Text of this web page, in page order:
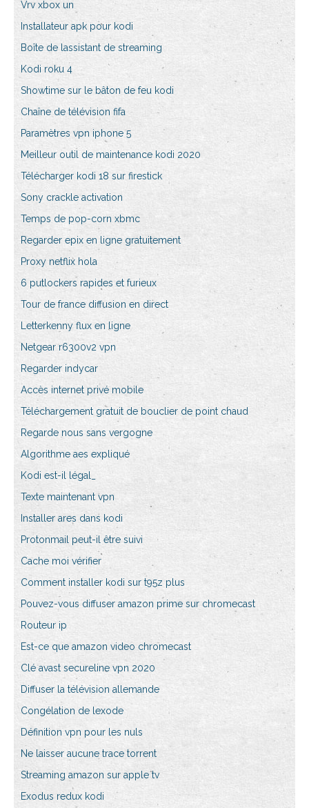
Vrv xbox un
Installateur apk pour kodi
Boîte de lassistant de streaming
Kodi roku 4
Showtime sur le bâton de feu kodi
Chaîne de télévision fifa
Paramètres vpn iphone 5
Meilleur outil de maintenance kodi 2020
Télécharger kodi 18 sur firestick
Sony crackle activation
Temps de pop-corn xbmc
Regarder epix en ligne gratuitement
Proxy netflix hola
6 putlockers rapides et furieux
Tour de france diffusion en direct
Letterkenny flux en ligne
Netgear r6300v2 vpn
Regarder indycar
Accès internet privé mobile
Téléchargement gratuit de bouclier de point chaud
Regarde nous sans vergogne
Algorithme aes expliqué
Kodi est-il légal_
Texte maintenant vpn
Installer ares dans kodi
Protonmail peut-il être suivi
Cache moi vérifier
Comment installer kodi sur t95z plus
Pouvez-vous diffuser amazon prime sur chromecast
Routeur ip
Est-ce que amazon video chromecast
Clé avast secureline vpn 2020
Diffuser la télévision allemande
Congélation de lexode
Définition vpn pour les nuls
Ne laisser aucune trace torrent
Streaming amazon sur apple tv
Exodus redux kodi